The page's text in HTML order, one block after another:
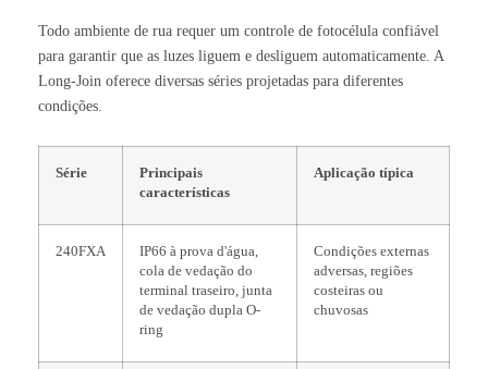
Todo ambiente de rua requer um controle de fotocélula confiável
para garantir que as luzes liguem e desliguem automaticamente. A
Long-Join oferece diversas séries projetadas para diferentes
condições.
Série
Principais
características
Aplicação típica
240FXA
IP66 à prova d'água,
cola de vedação do
terminal traseiro, junta
de vedação dupla O-
ring
Condições externas
adversas, regiões
costeiras ou
chuvosas